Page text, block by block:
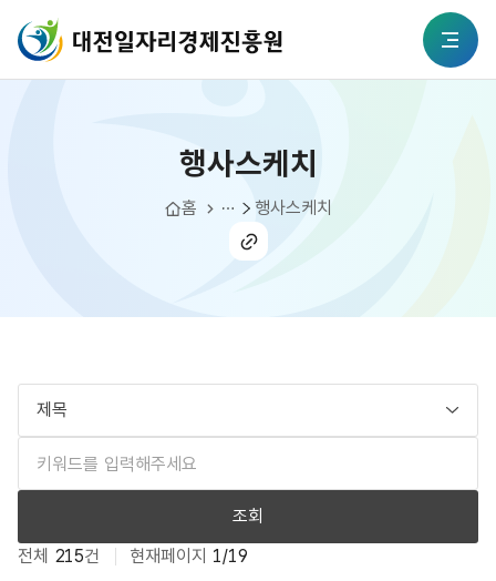
대전일자리경제진흥원
행사스케치
홈
알림소식 행사스케치
전체 215건 현재페이지 1/19
조회